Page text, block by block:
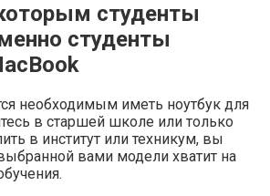
студенты
студенты
необходимым иметь ноутбук для
в старшей школе или только
в институт или техникум, вы
вами модели хватит на